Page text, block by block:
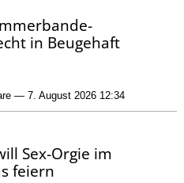
in Beugehaft
— 7. August 2026 12:34
Sex-Orgie im
feiern